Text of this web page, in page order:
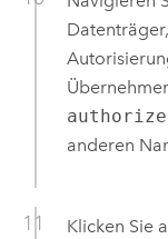
anderen
Klicken Sie